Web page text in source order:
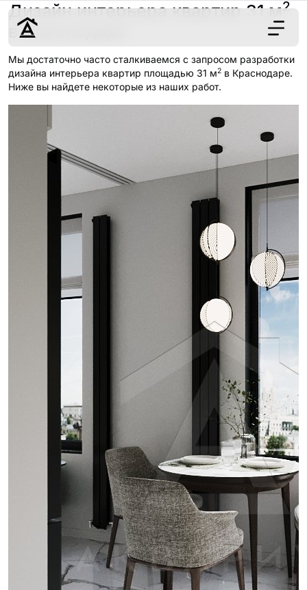
Дизайн
Ремонт
Цены
Наши работы
г. Краснодар
8 (861) 945-12-
Обсудить
проект
Дизайн интерьера квартир 31 м2
в Краснодаре
Мы достаточно часто сталкиваемся с запросом разработки
дизайна интерьера квартир площадью 31 м2 в Краснодаре.
Ниже вы найдете некоторые из наших работ.